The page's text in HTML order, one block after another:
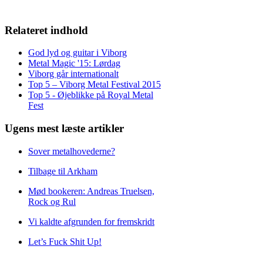
Relateret indhold
God lyd og guitar i Viborg
Metal Magic '15: Lørdag
Viborg går internationalt
Top 5 – Viborg Metal Festival 2015
Top 5 - Øjeblikke på Royal Metal
Fest
Ugens mest læste artikler
Sover metalhovederne?
Tilbage til Arkham
Mød bookeren: Andreas Truelsen,
Rock og Rul
Vi kaldte afgrunden for fremskridt
Let’s Fuck Shit Up!